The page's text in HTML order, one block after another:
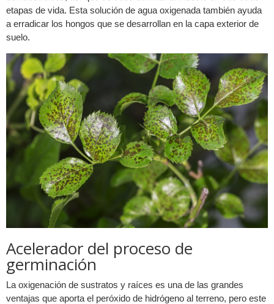
etapas de vida. Esta solución de agua oxigenada también ayuda
a erradicar los hongos que se desarrollan en la capa exterior de
suelo.
Acelerador del proceso de
germinación
La oxigenación de sustratos y raíces es una de las grandes
ventajas que aporta el peróxido de hidrógeno al terreno, pero este